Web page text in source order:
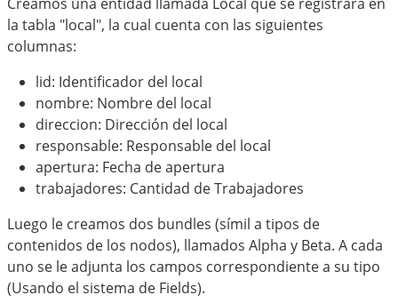
la tabla "local", la cual cuenta con las siguientes
columnas:
lid: Identificador del local
nombre: Nombre del local
direccion: Dirección del local
responsable: Responsable del local
apertura: Fecha de apertura
trabajadores: Cantidad de Trabajadores
Luego le creamos dos bundles (símil a tipos de
contenidos de los nodos), llamados Alpha y Beta. A cada
uno se le adjunta los campos correspondiente a su tipo
(Usando el sistema de Fields).